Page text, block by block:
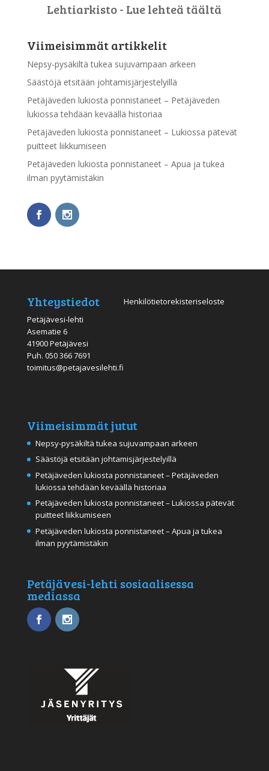
Lehtiarkisto - Lue lehteä täältä
Viimeisimmät artikkelit
Nepsy-pysäkiltä tukea sujuvampaan arkeen
Säästöjä etsitään johtamisjärjestelyillä
Petäjäveden lukiosta ponnistaneet – Petäjäveden
lukiossa tehdään keväällä historiaa
Petäjäveden lukiosta ponnistaneet – Lukiossa pätevät
puitteet liikkumiseen
Petäjäveden lukiosta ponnistaneet – Apua ja tukea
ilman pyytämistäkin
Yhteystiedot
Petäjävesi-lehti
Asematie 6
41900 Petäjävesi
Puh. 050 366 7691
toimitus@petajavesilehti.fi
Henkilötietorekisteriseloste
Viimeisimmät jutut
Nepsy-pysäkiltä tukea sujuvampaan arkeen
Säästöjä etsitään johtamisjärjestelyillä
Petäjäveden lukiosta ponnistaneet – Petäjäveden
lukiossa tehdään keväällä historiaa
Petäjäveden lukiosta ponnistaneet – Lukiossa pätevät
puitteet liikkumiseen
Petäjäveden lukiosta ponnistaneet – Apua ja tukea
ilman pyytämistäkin
Petäjävesi-lehti sosiaalisessa
mediassa